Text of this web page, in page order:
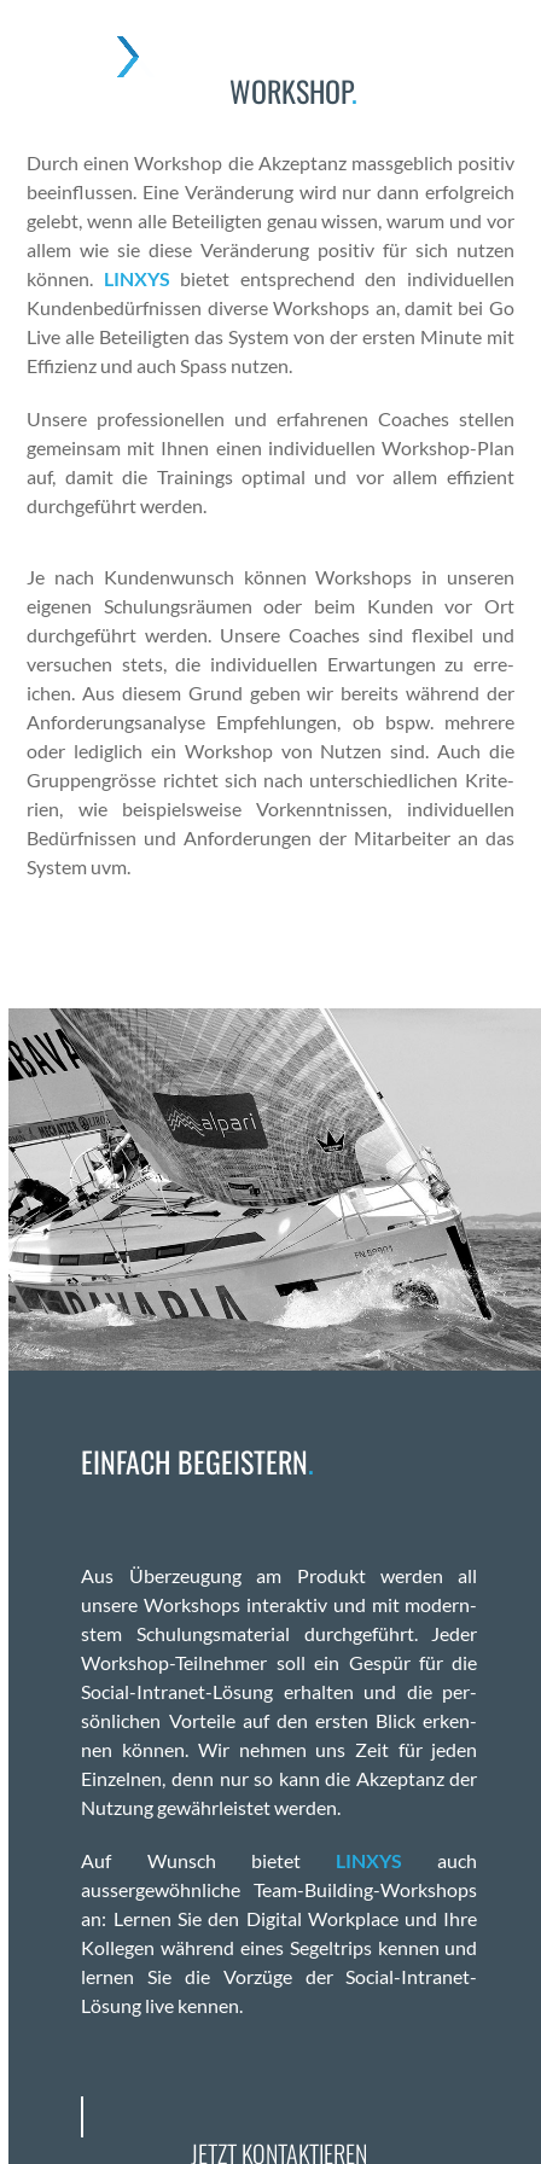
WORKSHOP.
Durch einen Work­shop die Akzep­tanz mass­ge­blich pos­i­tiv
bee­in­flussen. Eine Verän­derung wird nur dann erfol­gre­ich
gelebt, wenn alle Beteiligten genau wis­sen, warum und vor
allem wie sie diese Verän­derung pos­i­tiv für sich nutzen
kön­nen. LINXYS bietet entsprechend den indi­vidu­ellen
Kun­denbedürfnis­sen diverse Work­shops an, damit bei Go
Live alle Beteiligten das Sys­tem von der ersten Minute mit
Effizienz und auch Spass nutzen.
Unsere pro­fes­sionellen und erfahre­nen Coach­es stellen
gemein­sam mit Ihnen einen indi­vidu­ellen Work­shop-Plan
auf, damit die Train­ings opti­mal und vor allem effizient
durchge­führt wer­den.
Je nach Kun­den­wun­sch kön­nen Work­shops in unseren
eige­nen Schu­lungsräu­men oder beim Kun­den vor Ort
durchge­führt wer­den. Unsere Coach­es sind flex­i­bel und
ver­suchen stets, die indi­vidu­ellen Erwartun­gen zu erre­
ichen. Aus diesem Grund geben wir bere­its während der
Anforderungs­analyse Empfehlun­gen, ob bspw. mehrere
oder lediglich ein Work­shop von Nutzen sind. Auch die
Grup­pen­grösse richtet sich nach unter­schiedlichen Kri­te­
rien, wie beispiel­sweise Vorken­nt­nis­sen, indi­vidu­ellen
Bedürfnis­sen und Anforderun­gen der Mitar­beit­er an das
Sys­tem uvm.
EINFACH BEGEISTERN.
Aus Überzeu­gung am Pro­dukt wer­den all
unsere Work­shops inter­ak­tiv und mit mod­ern­
stem Schu­lungs­ma­te­r­i­al durchge­führt. Jed­er
Work­shop-Teil­nehmer soll ein Gespür für die
Social-Intranet-Lösung erhal­ten und die per­
sön­lichen Vorteile auf den ersten Blick erken­
nen kön­nen. Wir nehmen uns Zeit für jeden
Einzel­nen, denn nur so kann die Akzep­tanz der
Nutzung gewährleis­tet wer­den.
Auf Wun­sch bietet LINXYS auch
aussergewöhn­liche Team-Build­ing-Work­shops
an: Ler­nen Sie den Dig­i­tal Work­place und Ihre
Kol­le­gen während eines Segel­trips ken­nen und
ler­nen Sie die Vorzüge der Social-Intranet-
Lösung live ken­nen.
JETZT KONTAKTIEREN